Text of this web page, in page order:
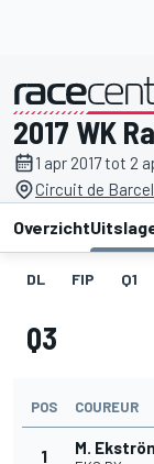
gepresenteerd door
2017 WK
1 apr 2017 tot 2
Circuit de
Overzicht
DL FIP Q1
Q3
POS COUREUR
1 M.